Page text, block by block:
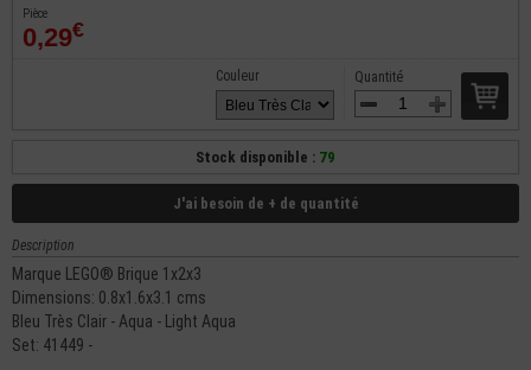
Pièce
0,29€
Quantité
Couleur
Stock disponible : 79
J'ai besoin de + de quantité
Description
Marque LEGO® Brique 1x2x3
Dimensions: 0.8x1.6x3.1 cms
Bleu Très Clair - Aqua - Light Aqua
Set: 41449 -